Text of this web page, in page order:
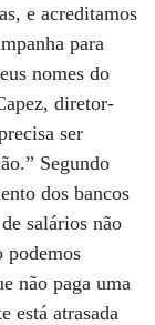
e acreditamos
para
nomes do
diretor-
ser
Segundo
dos bancos
salários não
podemos
não paga uma
está atrasada